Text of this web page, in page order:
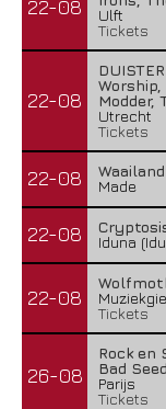
22-08
Ulft
Tickets
22-08
Worship,
Modder,
Utrecht
Tickets
22-08
Made
22-08
Iduna
22-08
Tickets
26-08
Rock en
Bad
Parijs
Tickets